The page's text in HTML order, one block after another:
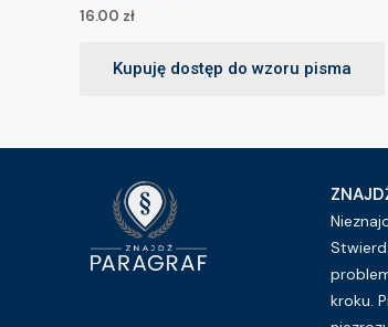
16.00 zł
Kupuję dostęp do wzoru pisma
kroku.